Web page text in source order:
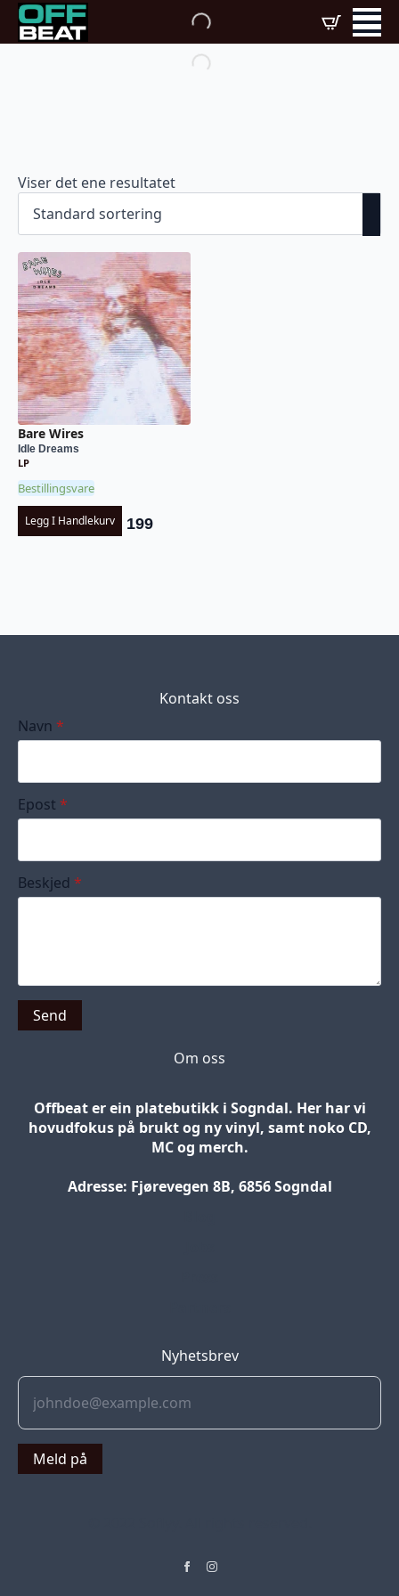
Viser det ene resultatet
Bare Wires
Idle Dreams
LP
Bestillingsvare
Legg I Handlekurv 199
Kontakt oss
Navn *
Epost *
Beskjed *
Send
Om oss
Offbeat er ein platebutikk i Sogndal. Her har vi
hovudfokus på brukt og ny vinyl, samt noko CD,
MC og merch.
Adresse: Fjørevegen 8B, 6856 Sogndal
Nyhetsbrev
Meld på